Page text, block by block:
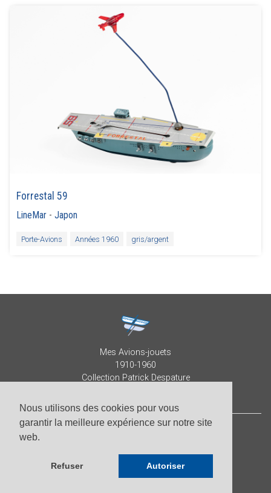
Nous utilisons des cookies pour vous
garantir la meilleure expérience sur notre site
web.
Refuser Autoriser
Forrestal 59
LineMar -Japon
Porte-Avions Années 1960 gris/argent
Mes Avions-jouets
1910-1960
Collection Patrick Despature
-
Photos par Roberto Pellegrini